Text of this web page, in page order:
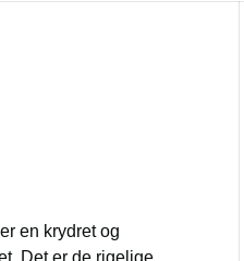
en krydret og
Det er de rigelige